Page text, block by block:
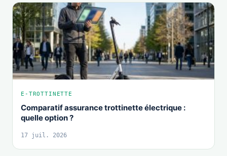
E-TROTTINETTE
Comparatif assurance trottinette électrique :
quelle option ?
17 juil. 2026